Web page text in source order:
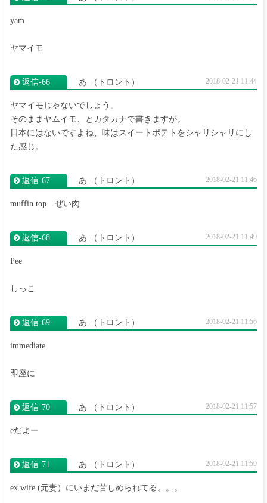
yam
ヤマイモ
返信‐66 あ （トロント） 2018-02-21 11:44
ヤマイモじゃないでしょう。
そのままヤムイモ、とカタカナで書きますが。
日本にはないですよね、味はスイートポテトをシャリシャリにし
た感じ。
返信‐67 あ （トロント） 2018-02-21 11:46
muffin top ぜい肉
返信‐68 あ （トロント） 2018-02-21 11:49
Pee
しっこ
返信‐69 あ （トロント） 2018-02-21 11:56
immediate
即座に
返信‐70 あ （トロント） 2018-02-21 11:57
eだよー
返信‐71 あ （トロント） 2018-02-21 11:59
ex wife (元妻）にいまだ苦しめられてる。。。